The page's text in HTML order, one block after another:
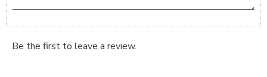
Be the first to leave a review.